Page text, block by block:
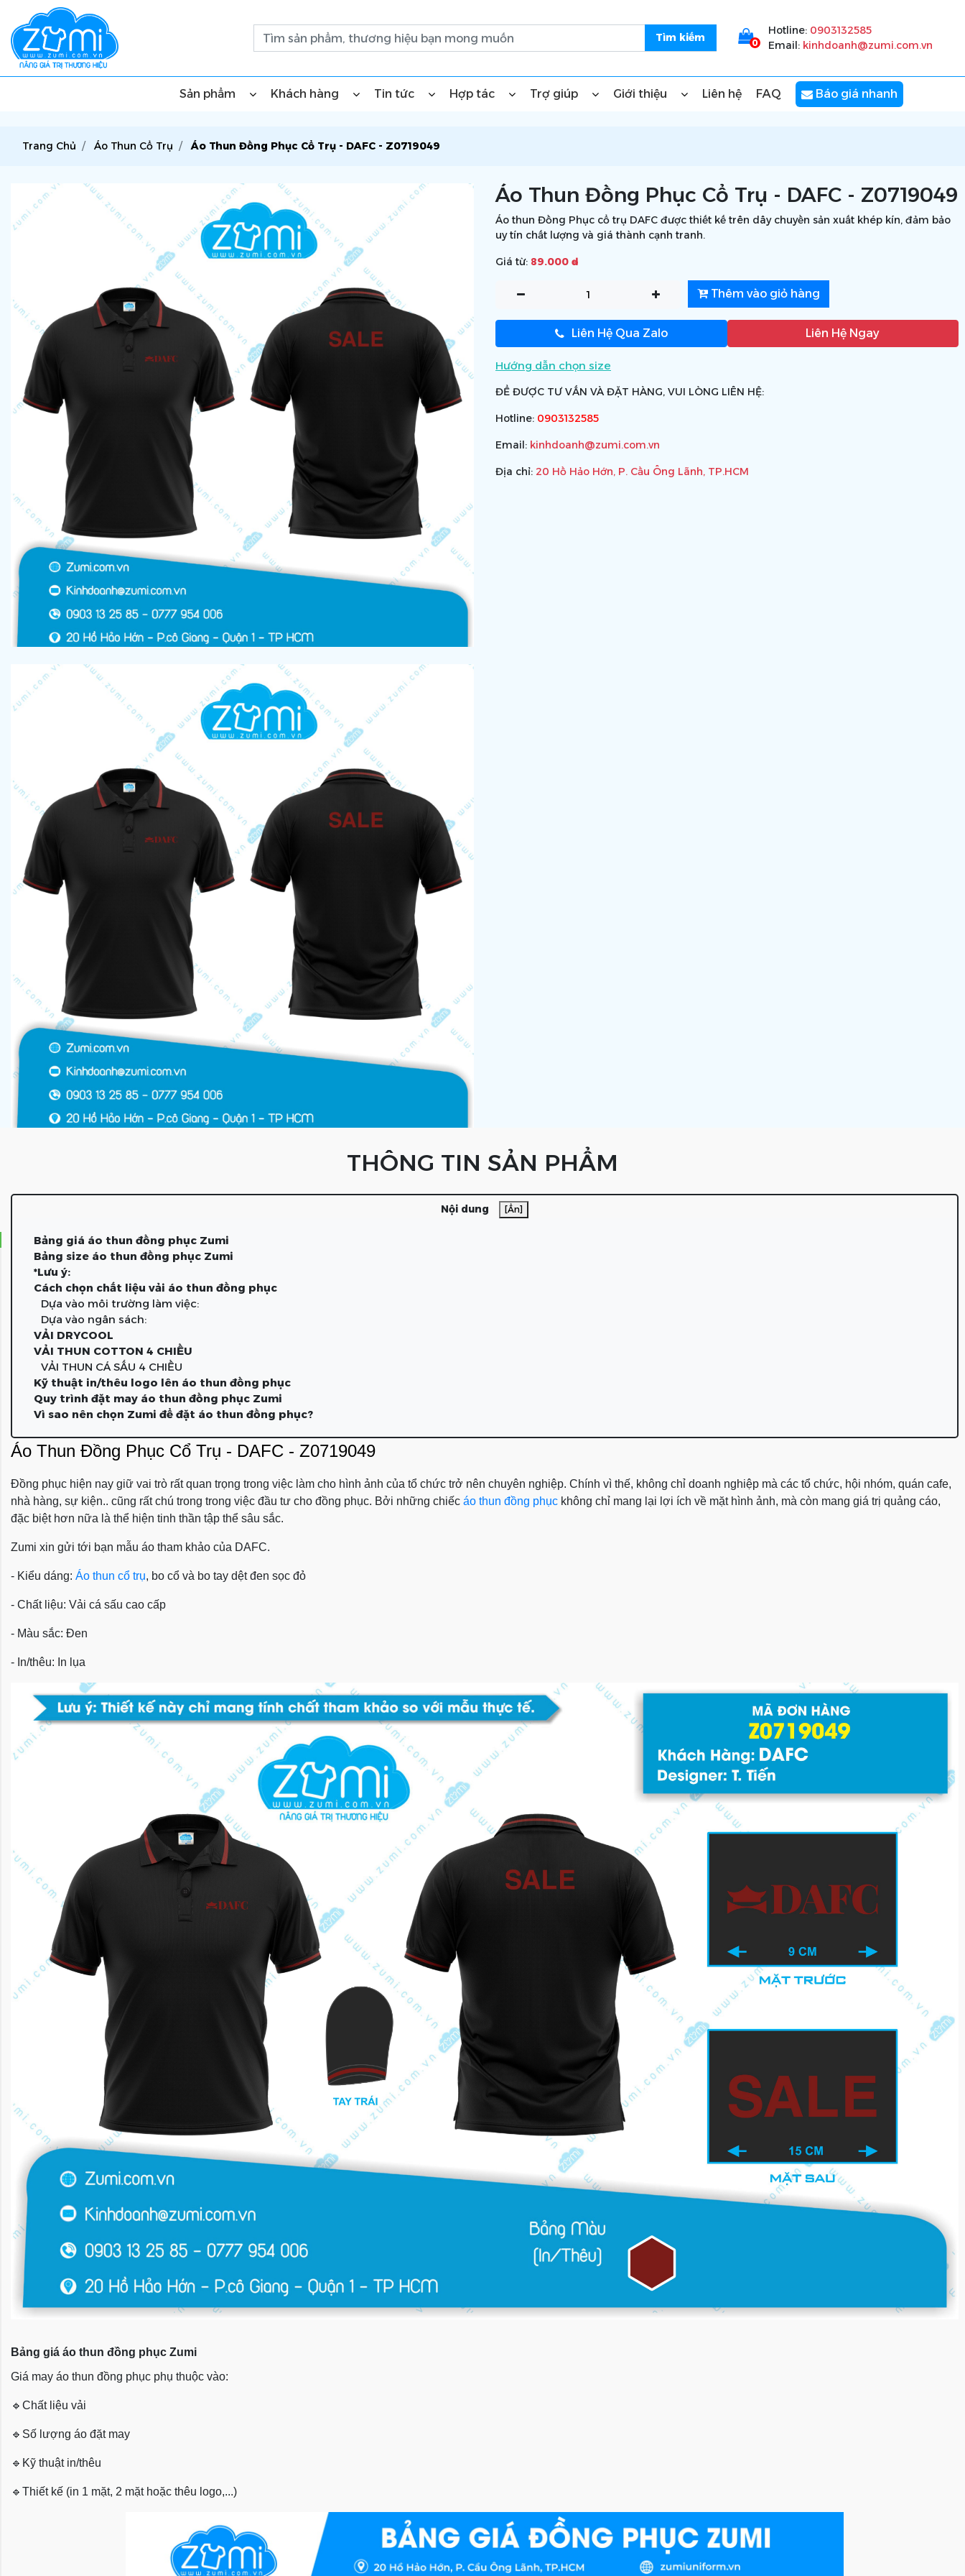
0
Hotline: 0903132585
Email: kinhdoanh@zumi.com.vn
Sản phẩm Khách hàng Tin tức Hợp tác Trợ giúp Giới thiệu Liên hệ FAQ Báo giá nhanh
Trang Chủ Áo Thun Cổ Trụ Áo Thun Đồng Phục Cổ Trụ - DAFC - Z0719049
Áo Thun Đồng Phục Cổ Trụ - DAFC - Z0719049
Áo thun Đồng Phục cổ trụ DAFC được thiết kế trên dây chuyền sản xuất khép kín, đảm bảo
uy tín chất lượng và giá thành cạnh tranh.
Giá từ: 89.000 ₫
Thêm vào giỏ hàng
Liên Hệ Qua Zalo Liên Hệ Ngay
Hướng dẫn chọn size
ĐỂ ĐƯỢC TƯ VẤN VÀ ĐẶT HÀNG, VUI LÒNG LIÊN HỆ:
Hotline: 0903132585
Email: kinhdoanh@zumi.com.vn
Địa chỉ: 20 Hồ Hảo Hớn, P. Cầu Ông Lãnh, TP.HCM
THÔNG TIN SẢN PHẨM
Nội dung [Ẩn]
Bảng giá áo thun đồng phục Zumi
Bảng size áo thun đồng phục Zumi
*Lưu ý:
Cách chọn chất liệu vải áo thun đồng phục
Dựa vào môi trường làm việc:
Dựa vào ngân sách:
VẢI DRYCOOL
VẢI THUN COTTON 4 CHIỀU
VẢI THUN CÁ SẤU 4 CHIỀU
Kỹ thuật in/thêu logo lên áo thun đồng phục
Quy trình đặt may áo thun đồng phục Zumi
Vì sao nên chọn Zumi để đặt áo thun đồng phục?
Áo Thun Đồng Phục Cổ Trụ - DAFC - Z0719049
Đồng phục hiện nay giữ vai trò rất quan trọng trong việc làm cho hình ảnh của tổ chức trở nên chuyên nghiệp. Chính vì thế, không chỉ doanh nghiệp mà các tổ chức, hội nhóm, quán cafe,
nhà hàng, sự kiện.. cũng rất chú trong trong việc đầu tư cho đồng phục. Bởi những chiếc áo thun đồng phục không chỉ mang lại lợi ích về mặt hình ảnh, mà còn mang giá trị quảng cáo,
đặc biệt hơn nữa là thể hiện tinh thần tập thể sâu sắc.
Zumi xin gửi tới bạn mẫu áo tham khảo của DAFC.
- Kiểu dáng: Áo thun cổ trụ, bo cổ và bo tay dệt đen sọc đỏ
- Chất liệu: Vải cá sấu cao cấp
- Màu sắc: Đen
- In/thêu: In lụa
Bảng giá áo thun đồng phục Zumi
Giá may áo thun đồng phục phụ thuộc vào:
🔹 Chất liệu vải
🔹 Số lượng áo đặt may
🔹 Kỹ thuật in/thêu
🔹 Thiết kế (in 1 mặt, 2 mặt hoặc thêu logo,...)